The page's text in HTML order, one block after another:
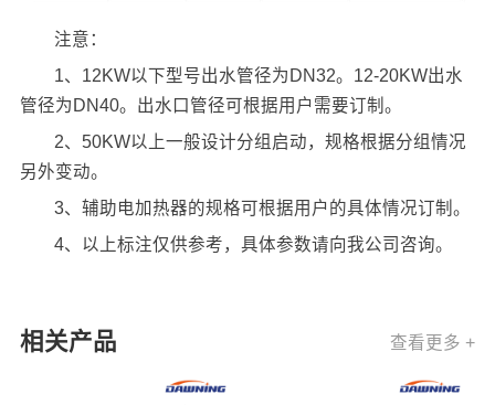
注意：
1、12KW以下型号出水管径为DN32。12-20KW出水
管径为DN40。出水口管径可根据用户需要订制。
2、50KW以上一般设计分组启动，规格根据分组情况
另外变动。
3、辅助电加热器的规格可根据用户的具体情况订制。
4、以上标注仅供参考，具体参数请向我公司咨询。
相关产品 查看更多 +